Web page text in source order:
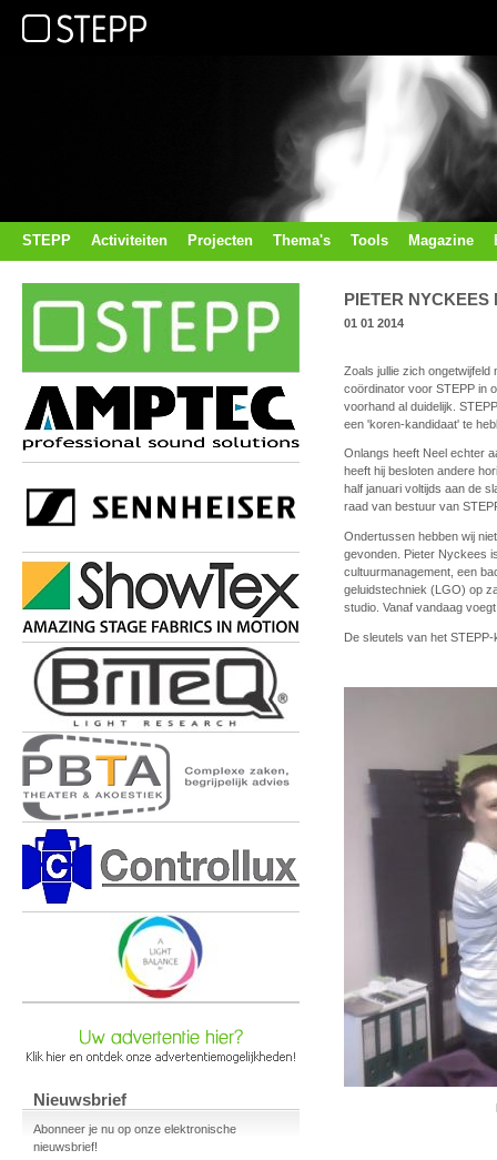
STEPP Activiteiten Projecten Thema's Tools Magazine
Nieuwsbrief
Abonneer je nu op onze elektronische
nieuwsbrief!
PIETER NYCKEES
01 01 2014
Zoals jullie zich ongetwijfeld
coördinator voor STEPP in
voorhand al duidelijk.
een 'koren-kandidaat' te
Onlangs heeft Neel echter
heeft hij besloten andere
half januari voltijds aan de
raad van bestuur van
Ondertussen hebben wij
gevonden. Pieter Nyckees
cultuurmanagement, een
geluidstechniek (LGO) op
studio. Vanaf vandaag
De sleutels van het